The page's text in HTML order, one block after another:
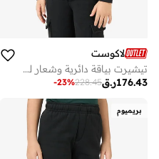
لاكوست
تيشيرت بياقة دائرية وشعار للأطفال
ر.ق176.43
228.45
-23%
بريميوم